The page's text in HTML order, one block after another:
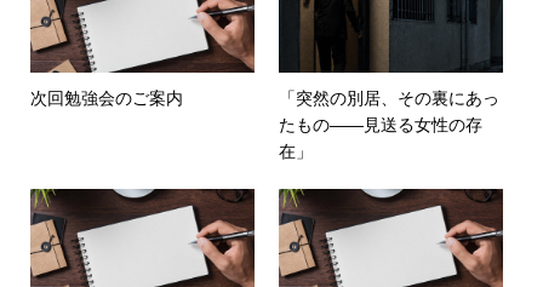
次回勉強会のご案内
「突然の別居、その裏にあっ
たもの――見送る女性の存
在」